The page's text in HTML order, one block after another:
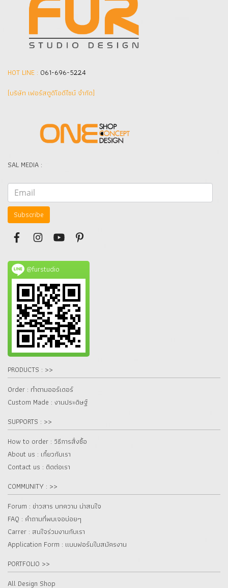
HOT LINE : 061-696-5224
(บริษัท เฟอร์สตูดิโอดีไซน์ จำกัด]
SAL MEDIA :
Subscribe
@furstudio
PRODUCTS : >>
Order : ทำตามออร์เดอร์
Custom Made : งานประดิษฐ์
SUPPORTS : >>
How to order : วิธีการสั่งซื้อ
About us : เกี๋ยวกับเรา
Contact us : ติดต่อเรา
COMMUNITY : >>
Forum : ข่าวสาร บทความ น่าสนใจ
FAQ : คำถามที่พบเจอบ่อยๆ
Carrer : สนใจร่วมงานกับเรา
Application Form : แบบฟอร์มใบสมัครงาน
PORTFOLIO >>
All Design Shop